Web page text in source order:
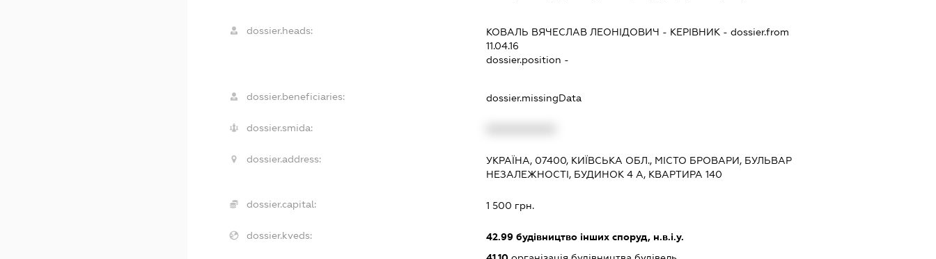
dossier.heads: КОВАЛЬ ВЯЧЕСЛАВ ЛЕОНІДОВИЧ - КЕРІВНИК - dossier.from
11.04.16
dossier.position -
dossier.beneficiaries: dossier.missingData
dossier.smida:
dossier.address:
УКРАЇНА, 07400, КИЇВСЬКА ОБЛ., МІСТО БРОВАРИ, БУЛЬВАР
НЕЗАЛЕЖНОСТІ, БУДИНОК 4 А, КВАРТИРА 140
dossier.capital: 1 500 грн.
dossier.kveds: 42.99 будівництво інших споруд, н.в.і.у.